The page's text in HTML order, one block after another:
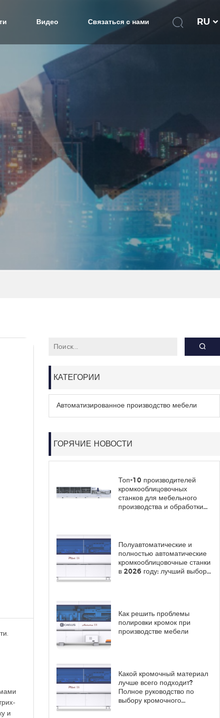
Видео Связаться с нами RU
и
КАТЕГОРИИ
Автоматизированное производство мебели
ГОРЯЧИЕ НОВОСТИ
Топ-10 производителей
кромкооблицовочных
станков для мебельного
производства и обработки
Полуавтоматические и
полностью автоматические
кромкооблицовочные станки
в 2026 году: лучший выбор
Как решить проблемы
полировки кромок при
производстве мебели
Какой кромочный материал
лучше всего подходит?
Полное руководство по
выбору кромочного